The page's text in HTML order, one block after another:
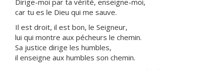
Dirige-moi par ta vérité, enseigne-moi,
car tu es le Dieu qui me sauve.
Il est droit, il est bon, le Seigneur,
lui qui montre aux pécheurs le chemin.
Sa justice dirige les humbles,
il enseigne aux humbles son chemin.